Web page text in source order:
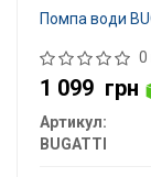
Помпа води
0
1 099 грн
Артикул:
BUGATTI